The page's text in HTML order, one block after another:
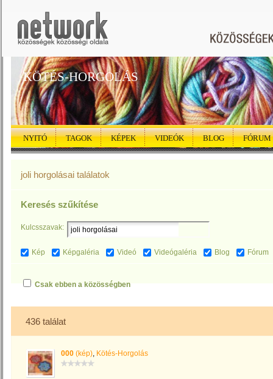
KÖTÉS-HORGOLÁS
NYITÓ TAGOK KÉPEK VIDEÓK BLOG FÓRUM
joli horgolásai találatok
Keresés szűkítése
Kulcsszavak:
Kép Képgaléria Videó Videógaléria Blog Fórum
Csak ebben a közösségben
436 találat
000 (kép), Kötés-Horgolás